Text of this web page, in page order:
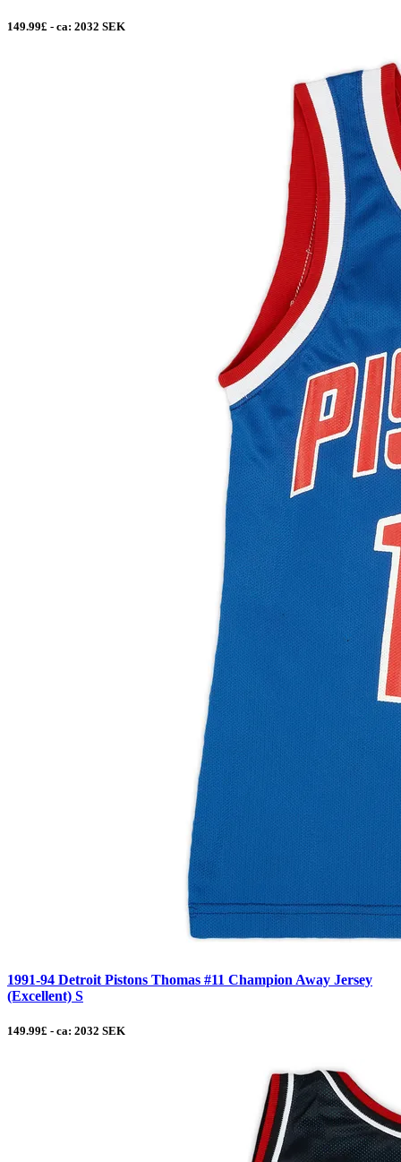
149.99£ - ca: 2032 SEK
1991-94 Detroit Pistons Thomas #11 Champion Away Jersey
(Excellent) S
149.99£ - ca: 2032 SEK